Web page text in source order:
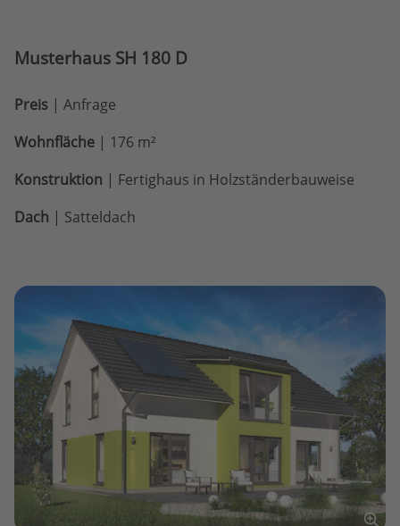
Musterhaus SH 180 D
Preis | Anfrage
Wohnfläche | 176 m²
Konstruktion | Fertighaus in Holzständerbauweise
Dach | Satteldach